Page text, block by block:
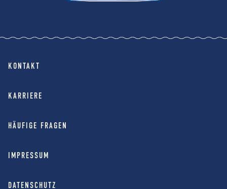
KONTAKT
KARRIERE
HÄUFIGE FRAGEN
IMPRESSUM
DATENSCHUTZ